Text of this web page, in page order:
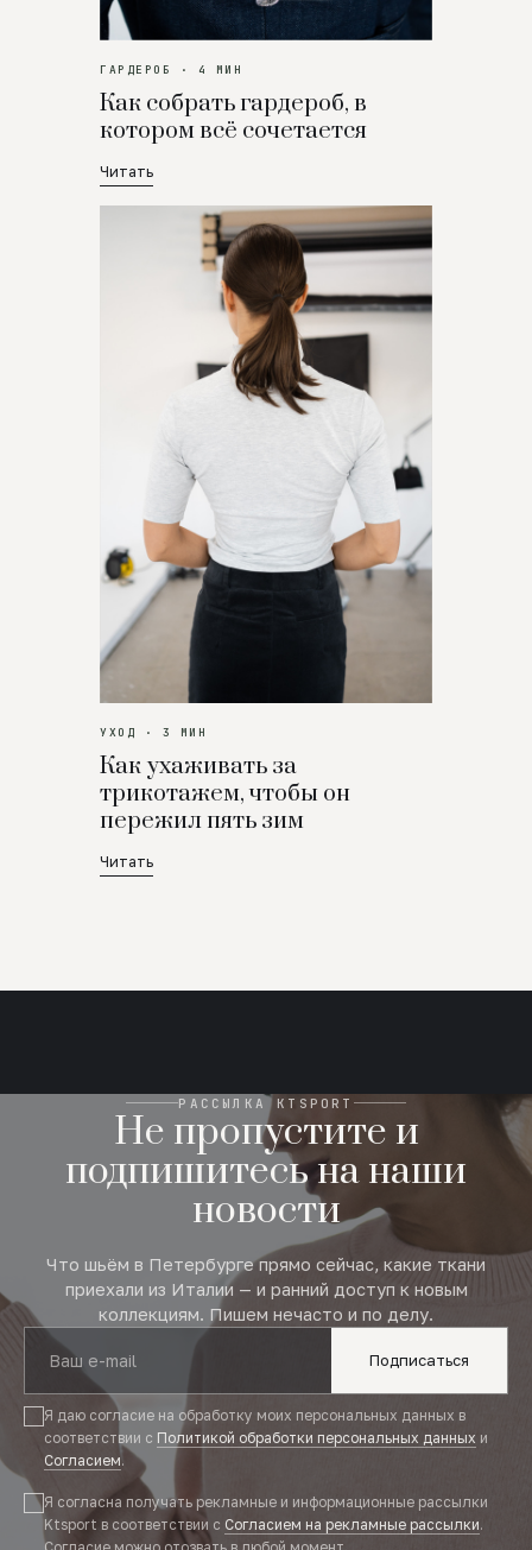
ГАРДЕРОБ · 4 МИН
Как собрать гардероб, в
котором всё сочетается
Читать
УХОД · 3 МИН
Как ухаживать за
трикотажем, чтобы он
пережил пять зим
Читать
РАССЫЛКА KTSPORT
Не пропустите и
подпишитесь на наши
новости
Что шьём в Петербурге прямо сейчас, какие ткани
приехали из Италии — и ранний доступ к новым
коллекциям. Пишем нечасто и по делу.
Подписаться
Я даю согласие на обработку моих персональных данных в
соответствии с Политикой обработки персональных данных и
Согласием.
Я согласна получать рекламные и информационные рассылки
Ktsport в соответствии с Согласием на рекламные рассылки.